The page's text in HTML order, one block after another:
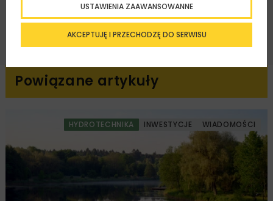
ZAPISZ MNIE
Powiązane artykuły
HYDROTECHNIKA INWESTYCJE WIADOMOŚCI
AKCEPTUJĘ I PRZECHODZĘ DO SERWISU
USTAWIENIA ZAAWANSOWANNE